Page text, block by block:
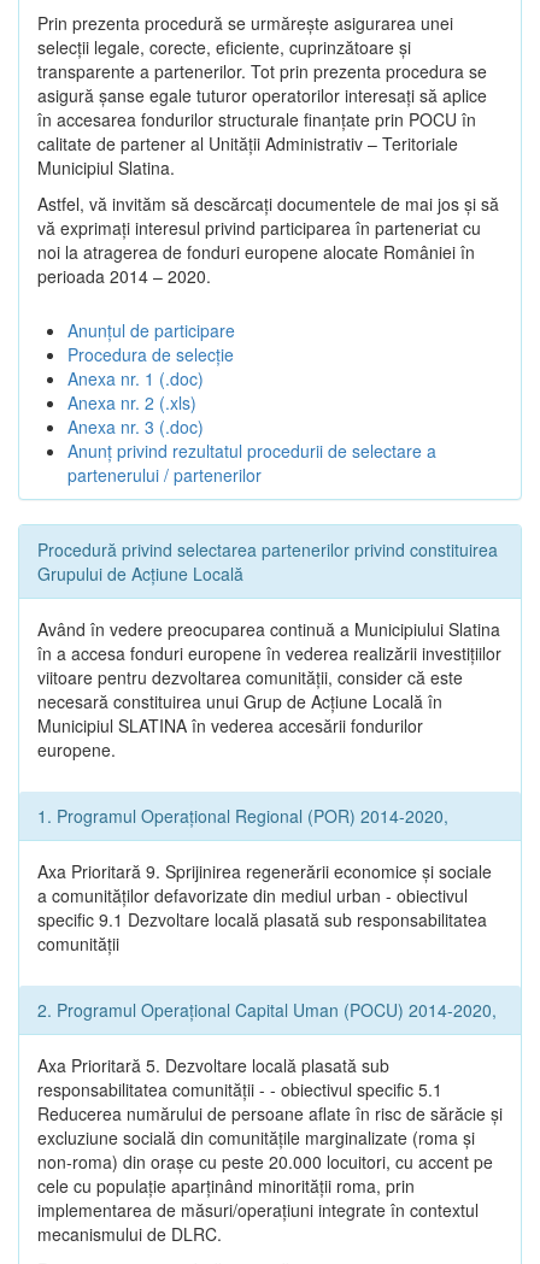
Prin prezenta procedură se urmăreşte asigurarea unei
selecții legale, corecte, eficiente, cuprinzătoare şi
transparente a partenerilor. Tot prin prezenta procedura se
asigură şanse egale tuturor operatorilor interesaţi să aplice
în accesarea fondurilor structurale finanţate prin POCU în
calitate de partener al Unității Administrativ – Teritoriale
Municipiul Slatina.
Astfel, vă invităm să descărcați documentele de mai jos și să
vă exprimați interesul privind participarea în parteneriat cu
noi la atragerea de fonduri europene alocate României în
perioada 2014 – 2020.
Anunțul de participare
Procedura de selecție
Anexa nr. 1 (.doc)
Anexa nr. 2 (.xls)
Anexa nr. 3 (.doc)
Anunț privind rezultatul procedurii de selectare a
partenerului / partenerilor
Procedură privind selectarea partenerilor privind constituirea
Grupului de Acțiune Locală
Având în vedere preocuparea continuă a Municipiului Slatina
în a accesa fonduri europene în vederea realizării investițiilor
viitoare pentru dezvoltarea comunității, consider că este
necesară constituirea unui Grup de Acțiune Locală în
Municipiul SLATINA în vederea accesării fondurilor
europene.
1. Programul Operațional Regional (POR) 2014-2020,
Axa Prioritară 9. Sprijinirea regenerării economice și sociale
a comunităților defavorizate din mediul urban - obiectivul
specific 9.1 Dezvoltare locală plasată sub responsabilitatea
comunității
2. Programul Operațional Capital Uman (POCU) 2014-2020,
Axa Prioritară 5. Dezvoltare locală plasată sub
responsabilitatea comunității - - obiectivul specific 5.1
Reducerea numărului de persoane aflate în risc de sărăcie şi
excluziune socială din comunitățile marginalizate (roma şi
non-roma) din oraşe cu peste 20.000 locuitori, cu accent pe
cele cu populație aparținând minorității roma, prin
implementarea de măsuri/operațiuni integrate în contextul
mecanismului de DLRC.